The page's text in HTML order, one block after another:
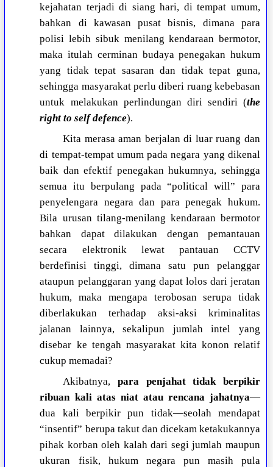
kejahatan terjadi di siang hari, di tempat umum,
bahkan di kawasan pusat bisnis, dimana para
polisi lebih sibuk menilang kendaraan bermotor,
maka itulah cerminan budaya penegakan hukum
yang tidak tepat sasaran dan tidak tepat guna,
sehingga masyarakat perlu diberi ruang kebebasan
untuk melakukan perlindungan diri sendiri (the
right to self defence).
Kita merasa aman berjalan di luar ruang dan
di tempat-tempat umum pada negara yang dikenal
baik dan efektif penegakan hukumnya, sehingga
semua itu berpulang pada “political will” para
penyelengara negara dan para penegak hukum.
Bila urusan tilang-menilang kendaraan bermotor
bahkan dapat dilakukan dengan pemantauan
secara elektronik lewat pantauan CCTV
berdefinisi tinggi, dimana satu pun pelanggar
ataupun pelanggaran yang dapat lolos dari jeratan
hukum, maka mengapa terobosan serupa tidak
diberlakukan terhadap aksi-aksi kriminalitas
jalanan lainnya, sekalipun jumlah intel yang
disebar ke tengah masyarakat kita konon relatif
cukup memadai?
Akibatnya, para penjahat tidak berpikir
ribuan kali atas niat atau rencana jahatnya—
dua kali berpikir pun tidak—seolah mendapat
“insentif” berupa takut dan dicekam ketakukannya
pihak korban oleh kalah dari segi jumlah maupun
ukuran fisik, hukum negara pun masih pula